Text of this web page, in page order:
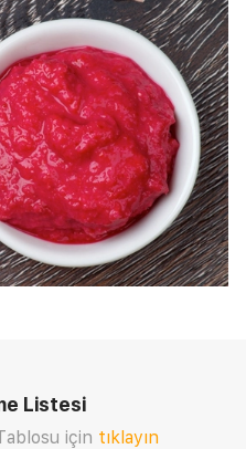
Listesi
için tıklayın